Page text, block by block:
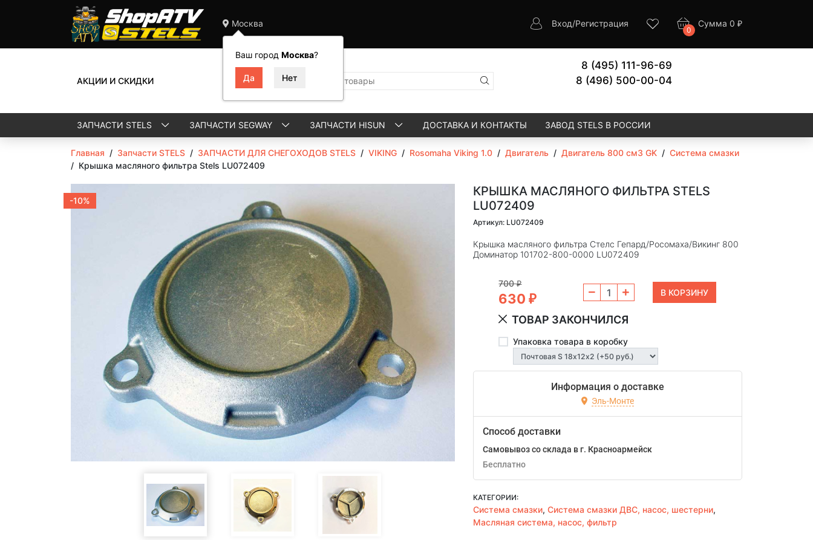
Москва
Ваш город Москва?
Вход/Регистрация
0
Сумма 0 ₽
АКЦИИ И СКИДКИ
8 (495) 111-96-69
8 (496) 500-00-04
ЗАПЧАСТИ STELS ЗАПЧАСТИ SEGWAY ЗАПЧАСТИ HISUN ДОСТАВКА И КОНТАКТЫ ЗАВОД STELS В РОССИИ
Главная / Запчасти STELS / ЗАПЧАСТИ ДЛЯ СНЕГОХОДОВ STELS / VIKING / Rosomaha Viking 1.0 / Двигатель / Двигатель 800 см3 GK / Система смазки
/ Крышка масляного фильтра Stels LU072409
-10%
КРЫШКА МАСЛЯНОГО ФИЛЬТРА STELS
LU072409
Артикул: LU072409
Крышка масляного фильтра Стелс Гепард/Росомаха/Викинг 800
Доминатор 101702-800-0000 LU072409
700₽
630₽
ТОВАР ЗАКОНЧИЛСЯ
Упаковка товара в коробку
Информация о доставке
Эль-Монте
Способ доставки
Самовывоз со склада в г. Красноармейск
Бесплатно
КАТЕГОРИИ:
Система смазки, Система смазки ДВС, насос, шестерни,
Масляная система, насос, фильтр